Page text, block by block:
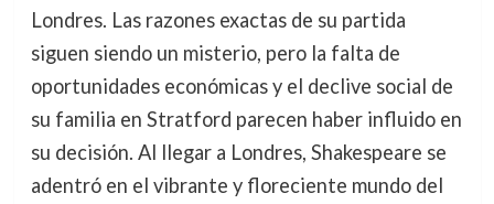
Londres. Las razones exactas de su partida
siguen siendo un misterio, pero la falta de
oportunidades económicas y el declive social de
su familia en Stratford parecen haber influido en
su decisión. Al llegar a Londres, Shakespeare se
adentró en el vibrante y floreciente mundo del